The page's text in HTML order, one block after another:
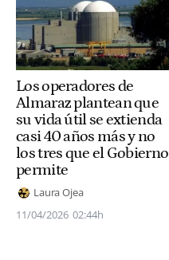
Los operadores de
Almaraz plantean que
su vida útil se extienda
casi 40 años más y no
los tres que el Gobierno
permite
Laura Ojea
11/04/2026 02:44h